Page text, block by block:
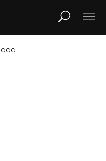
LIFESTYLE